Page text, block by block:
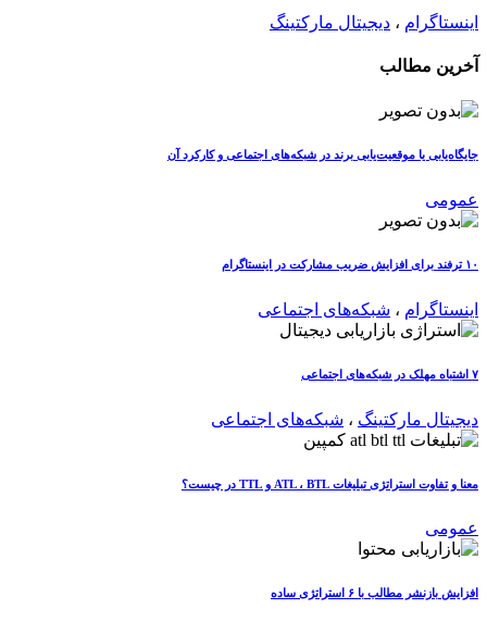
اینستاگرام ، دیجیتال مارکتینگ
آخرین مطالب
جایگاه‌یابی یا موقعیت‌یابی برند در شبکه‌های اجتماعی و کارکرد آن
عمومی
۱۰ ترفند برای افزایش ضریب مشارکت در اینستاگرام
اینستاگرام ، شبکه‌های اجتماعی
۷ اشتباه مهلک در شبکه‌های اجتماعی
دیجیتال مارکتینگ ، شبکه‌های اجتماعی
معنا و تفاوت استراتژی تبلیغات ATL ، BTL و TTL در چیست؟
عمومی
افزایش بازنشر مطالب با ۶ استراتژی ساده